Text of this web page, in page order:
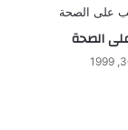
الصحة